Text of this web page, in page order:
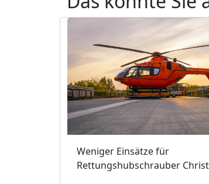
Weniger Einsätze für
Rettungshubschrauber